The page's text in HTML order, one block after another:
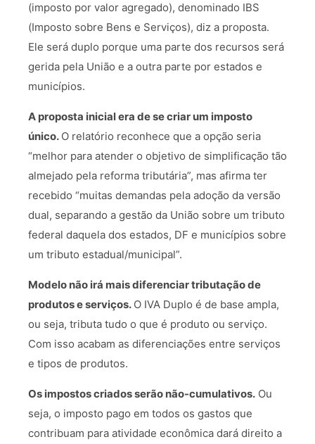
(imposto por valor agregado), denominado IBS
(Imposto sobre Bens e Serviços), diz a proposta.
Ele será duplo porque uma parte dos recursos será
gerida pela União e a outra parte por estados e
municípios.
A proposta inicial era de se criar um imposto
único. O relatório reconhece que a opção seria
“melhor para atender o objetivo de simplificação tão
almejado pela reforma tributária”, mas afirma ter
recebido “muitas demandas pela adoção da versão
dual, separando a gestão da União sobre um tributo
federal daquela dos estados, DF e municípios sobre
um tributo estadual/municipal”.
Modelo não irá mais diferenciar tributação de
produtos e serviços. O IVA Duplo é de base ampla,
ou seja, tributa tudo o que é produto ou serviço.
Com isso acabam as diferenciações entre serviços
e tipos de produtos.
Os impostos criados serão não-cumulativos. Ou
seja, o imposto pago em todos os gastos que
contribuam para atividade econômica dará direito a